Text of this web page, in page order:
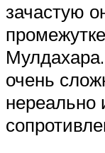
зачастую
очень
нереально